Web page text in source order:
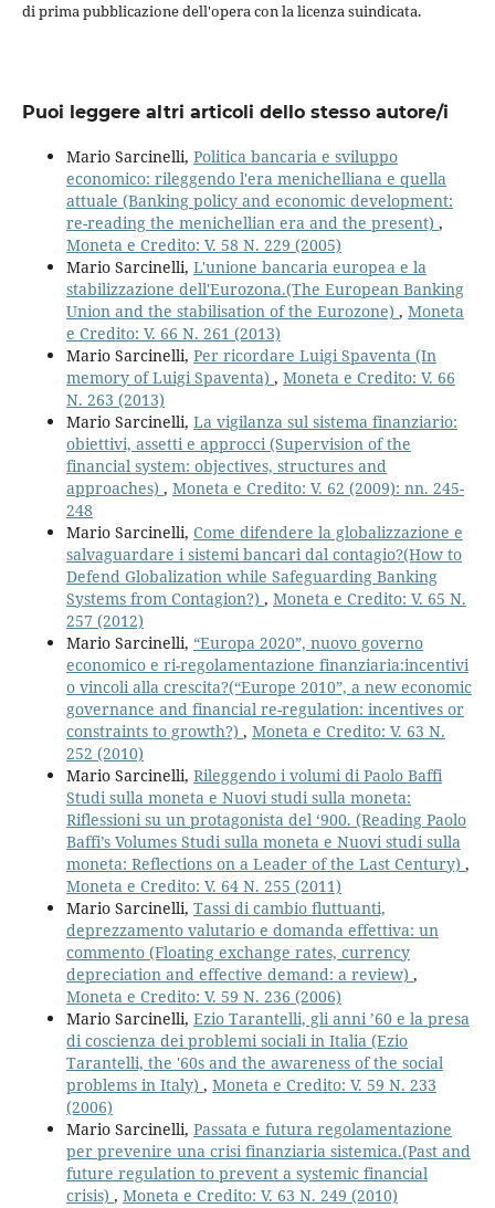
di prima pubblicazione dell'opera con la licenza suindicata.
Puoi leggere altri articoli dello stesso autore/i
Mario Sarcinelli, Politica bancaria e sviluppo
economico: rileggendo l'era menichelliana e quella
attuale (Banking policy and economic development:
re-reading the menichellian era and the present) ,
Moneta e Credito: V. 58 N. 229 (2005)
Mario Sarcinelli, L'unione bancaria europea e la
stabilizzazione dell'Eurozona.(The European Banking
Union and the stabilisation of the Eurozone) , Moneta
e Credito: V. 66 N. 261 (2013)
Mario Sarcinelli, Per ricordare Luigi Spaventa (In
memory of Luigi Spaventa) , Moneta e Credito: V. 66
N. 263 (2013)
Mario Sarcinelli, La vigilanza sul sistema finanziario:
obiettivi, assetti e approcci (Supervision of the
financial system: objectives, structures and
approaches) , Moneta e Credito: V. 62 (2009): nn. 245-
248
Mario Sarcinelli, Come difendere la globalizzazione e
salvaguardare i sistemi bancari dal contagio?(How to
Defend Globalization while Safeguarding Banking
Systems from Contagion?) , Moneta e Credito: V. 65 N.
257 (2012)
Mario Sarcinelli, “Europa 2020”, nuovo governo
economico e ri-regolamentazione finanziaria:incentivi
o vincoli alla crescita?(“Europe 2010”, a new economic
governance and financial re-regulation: incentives or
constraints to growth?) , Moneta e Credito: V. 63 N.
252 (2010)
Mario Sarcinelli, Rileggendo i volumi di Paolo Baffi
Studi sulla moneta e Nuovi studi sulla moneta:
Riflessioni su un protagonista del ‘900. (Reading Paolo
Baffi’s Volumes Studi sulla moneta e Nuovi studi sulla
moneta: Reflections on a Leader of the Last Century) ,
Moneta e Credito: V. 64 N. 255 (2011)
Mario Sarcinelli, Tassi di cambio fluttuanti,
deprezzamento valutario e domanda effettiva: un
commento (Floating exchange rates, currency
depreciation and effective demand: a review) ,
Moneta e Credito: V. 59 N. 236 (2006)
Mario Sarcinelli, Ezio Tarantelli, gli anni ’60 e la presa
di coscienza dei problemi sociali in Italia (Ezio
Tarantelli, the '60s and the awareness of the social
problems in Italy) , Moneta e Credito: V. 59 N. 233
(2006)
Mario Sarcinelli, Passata e futura regolamentazione
per prevenire una crisi finanziaria sistemica.(Past and
future regulation to prevent a systemic financial
crisis) , Moneta e Credito: V. 63 N. 249 (2010)